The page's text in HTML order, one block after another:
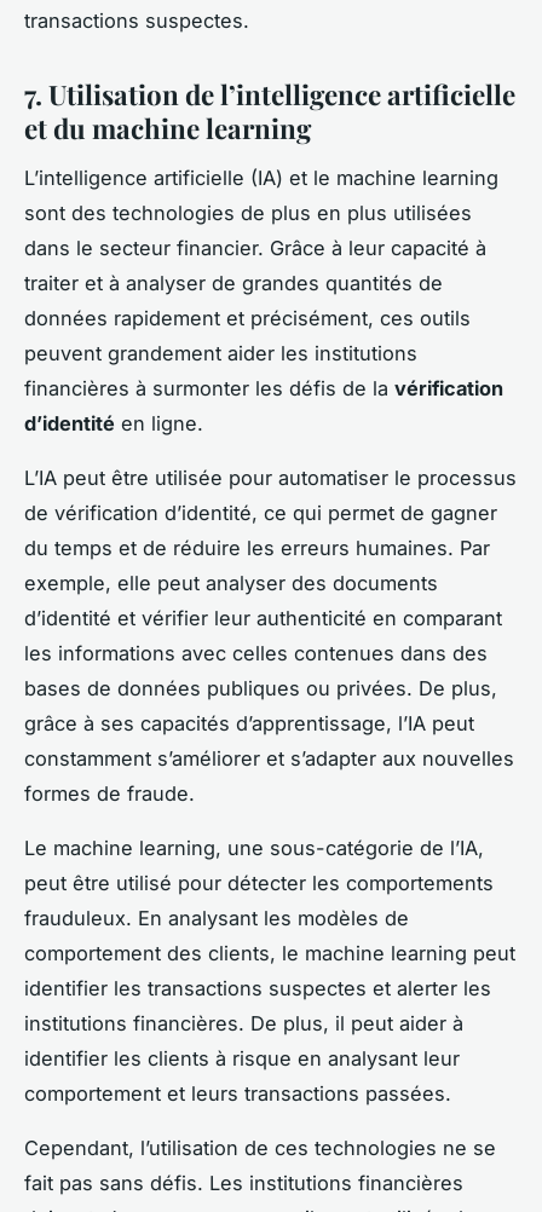
transactions suspectes.
7. Utilisation de l’intelligence artificielle
et du machine learning
L’intelligence artificielle (IA) et le machine learning
sont des technologies de plus en plus utilisées
dans le secteur financier. Grâce à leur capacité à
traiter et à analyser de grandes quantités de
données rapidement et précisément, ces outils
peuvent grandement aider les institutions
financières à surmonter les défis de la vérification
d’identité en ligne.
L’IA peut être utilisée pour automatiser le processus
de vérification d’identité, ce qui permet de gagner
du temps et de réduire les erreurs humaines. Par
exemple, elle peut analyser des documents
d’identité et vérifier leur authenticité en comparant
les informations avec celles contenues dans des
bases de données publiques ou privées. De plus,
grâce à ses capacités d’apprentissage, l’IA peut
constamment s’améliorer et s’adapter aux nouvelles
formes de fraude.
Le machine learning, une sous-catégorie de l’IA,
peut être utilisé pour détecter les comportements
frauduleux. En analysant les modèles de
comportement des clients, le machine learning peut
identifier les transactions suspectes et alerter les
institutions financières. De plus, il peut aider à
identifier les clients à risque en analysant leur
comportement et leurs transactions passées.
Cependant, l’utilisation de ces technologies ne se
fait pas sans défis. Les institutions financières